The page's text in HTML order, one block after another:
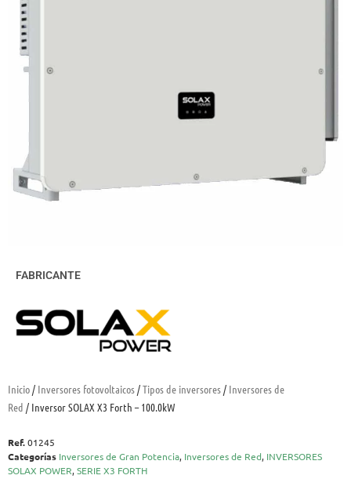
Inicio/ Inversores fotovoltaicos/Tipos de inversores/ Inversores de
Red / Inversor SOLAX X3 Forth – 100.0kW
Ref.01245
Categorías Inversores de Gran Potencia, Inversores de Red, INVERSORES
SOLAX POWER,SERIE X3 FORTH
FABRICANTE